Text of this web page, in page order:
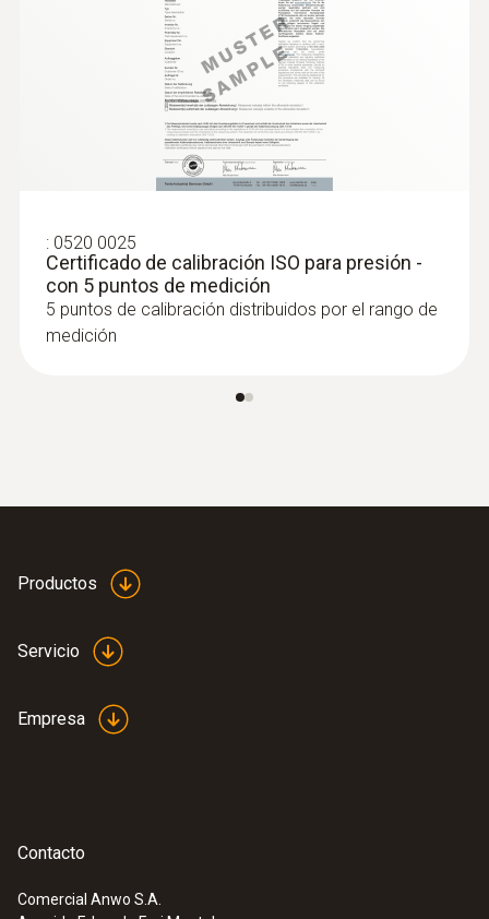
: 0520 0025
Certificado de calibración ISO para presión -
con 5 puntos de medición
5 puntos de calibración distribuidos por el rango de
medición
Productos
Servicio
Empresa
Contacto
Comercial Anwo S.A.